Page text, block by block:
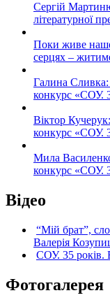
Сергій
літературної
Поки живе
серцях –
Галина Сливка:
конкурс «СОУ.
Віктор
конкурс «СОУ.
Мила
конкурс «СОУ.
Відео
“Мій брат”,
Валерія
СОУ. 35 років.
Фотогалерея